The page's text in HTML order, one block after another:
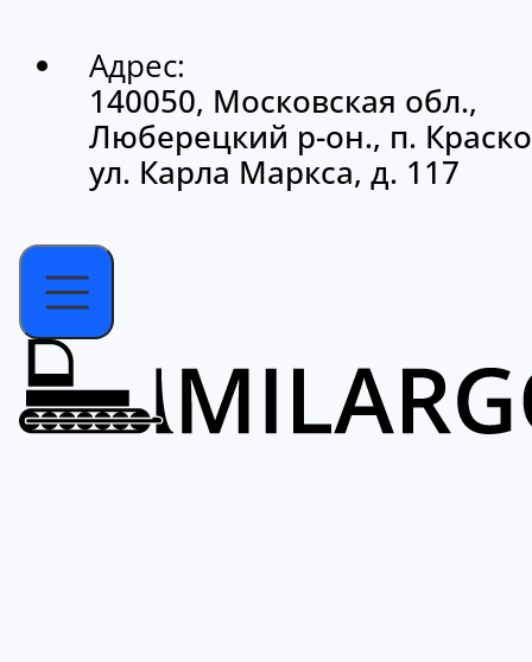
Адрес:
140050, Московская обл.,
Люберецкий р-он., п.
ул. Карла Маркса, д. 117